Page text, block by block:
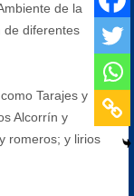
de la
de diferentes
Tarajes y
Alcorrín y
romeros; y lirios